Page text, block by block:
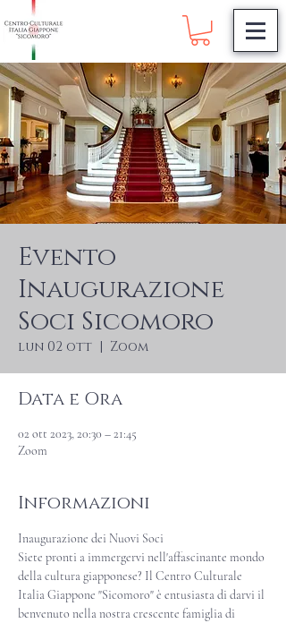
Evento
Inaugurazione
Soci Sicomoro
lun 02 ott
  |
Zoom
Data e Ora
02 ott 2023, 20:30 – 21:45
Zoom
Informazioni
Inaugurazione dei Nuovi Soci
Siete pronti a immergervi nell'affascinante mondo
della cultura giapponese? Il Centro Culturale
Italia Giappone "Sicomoro" è entusiasta di darvi il
benvenuto nella nostra crescente famiglia di